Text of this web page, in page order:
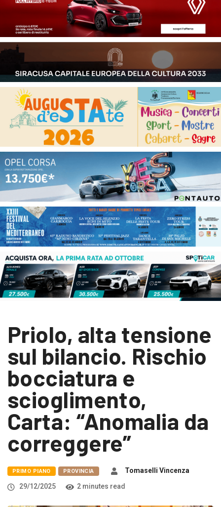
Priolo, alta tensione
sul bilancio. Rischio
bocciatura e
scioglimento,
Carta: “Anomalia da
correggere”
PRIMO PIANO PROVINCIA
Tomaselli Vincenza
29/12/2025
2 minutes read